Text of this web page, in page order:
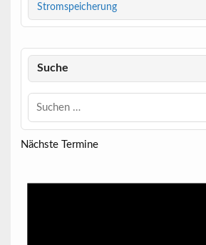
Stromspeicherung
Suche
Nächste Termine